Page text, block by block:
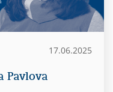
17.06.2025
Pavlova